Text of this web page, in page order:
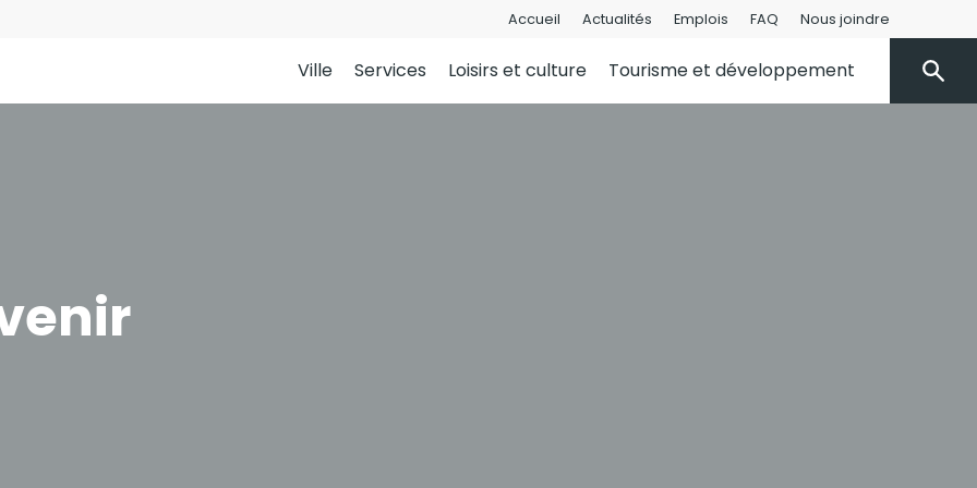
Accueil Actualités Emplois FAQ Nous joindre
Ville Services Loisirs et culture Tourisme et développement